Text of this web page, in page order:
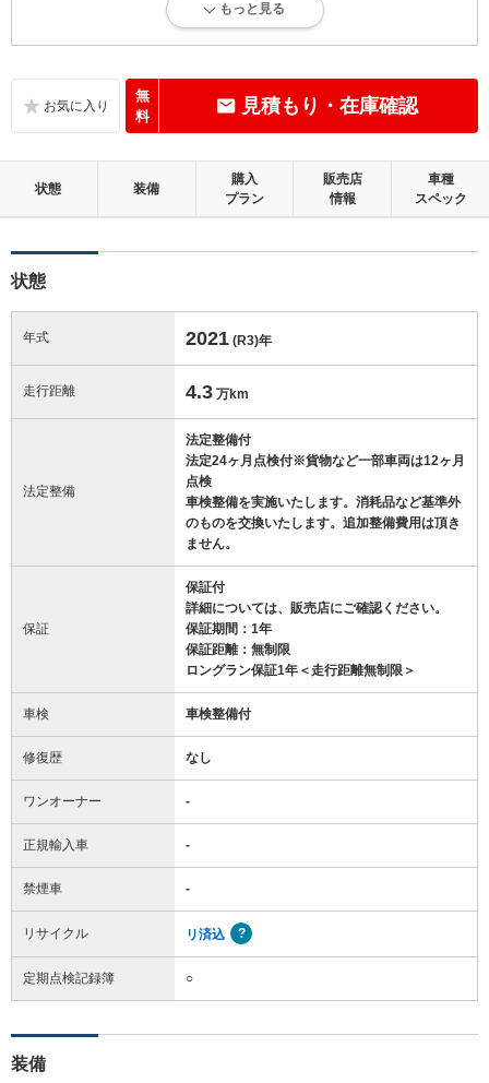
キズ、へこみが少なく、全体的に良好な状態です。
標準的に使用されていて、気になる使用感やいたみが若干あります。
この中古車の「車両品質評価書」を見る
もっと見る
無
料
見積もり・在庫確認
状態 装備
購入
プラン
販売店
情報
車種
スペック
状態
年式 2021 (R3)年
走行距離 4.3 万km
法定整備
法定整備付
法定24ヶ月点検付※貨物など一部車両は12ヶ月
点検
車検整備を実施いたします。消耗品など基準外
のものを交換いたします。追加整備費用は頂き
ません。
保証
保証付
詳細については、販売店にご確認ください。
保証期間：1年
保証距離：無制限
ロングラン保証1年＜走行距離無制限＞
車検 車検整備付
修復歴 なし
ワンオーナー -
正規輸入車 -
禁煙車 -
リサイクル リ済込
定期点検記録簿 ○
装備